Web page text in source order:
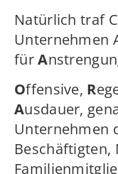
Natürlich traf
Unternehmen
fürA
Offensive, R
Ausdauer,
Unternehmen
Beschäftigten,